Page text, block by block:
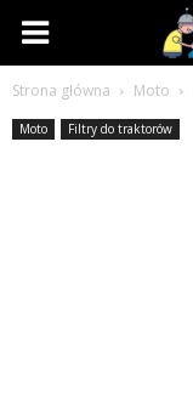
Niezgrani.pl
Strona główna Moto
Moto Filtry do traktorów